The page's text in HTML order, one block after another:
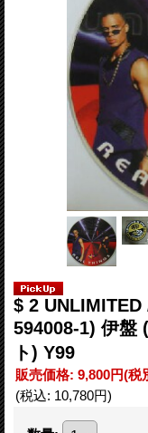
$ 2
594008-1) 伊盤
ト) Y99
販売価格: 9,800円(税
(税込: 10,780円)